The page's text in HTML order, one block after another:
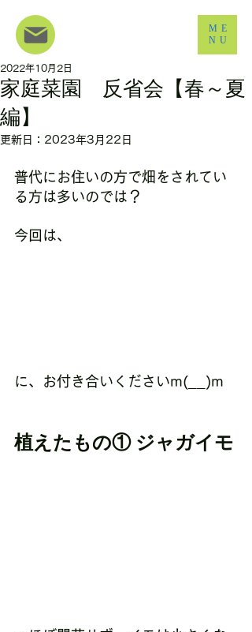
ME
NU
家庭菜園 反省会【春～夏
編】
2022年10月2日
更新日： 2023年3月22日
普代にお住いの方で畑をされてい
る方は多いのでは？
今回は、
に、お付き合いくださいm(__)m
植えたもの① ジャガイモ